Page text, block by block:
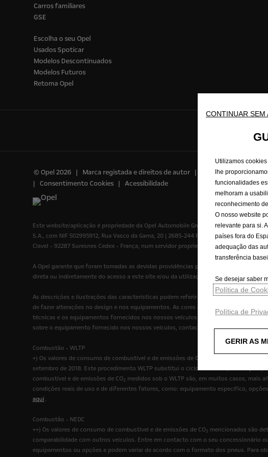
Carros familiares
GSE
Escolha o seu Opel
Usados Spoticar
Modelos Descontinuados
Modelos Futuros
Retoma Opel
© Opel 2026 Marca registada e direitos de autor Política de
Consentimento Cookies
Acessibilidade
Este website/aplicação é propriedade da Opel Automobile GmbH com sede social em
S.A., com NIF 502995912, Rua Vasco da Gama, 20 | 2685-244 Portela de Loures |
Clavel - 92287 Suresnes Cedex - França, num servidor propriedade da Amazon Web
A Opel garante que foram tomadas as devidas providências para que o conteúdo
direta ou indiretamente do acesso a este site e/ou da utilização da informação nele
As descrições e ilustrações das características podem referir-se ou mostrar
de fazer alterações no design e nos equipamentos. As cores apresentadas são
técnicas e os equipamentos fornecidos nos nossos veículos podem variar ou estar
sobre o equipamento fornecido nos nossos veículos, contacte a rede de
Combustão - WLTP
+) Os valores de consumo de combustível e de emissões de CO
mencionados estão
setembro de 2018. Este procedimento WLTP substitui o ciclo de condução europeu
combustível e de emissões de CO2 medidos sob o WLTP são, em muitos casos, mais
condições reais de uso e de diferentes fatores, como: equipamento específico,
aqui .
Combustão - NEDC
++) Os valores de consumo de combustível e de emissões de CO2 mencionados são
comparabilidade com outros veículos. Entre em contacto com o seu concessionário
equipamentos ou opções e podem variar de acordo com o formato dos pneus. Para
CONTINUAR SEM
Utilizamos
lhe
funcionalidades
melhoram a
reconhecimento
O nosso website
relevante para si.
países fora do
adequação das
transferência
Se desejar saber
Política de
Política de
GERIR AS